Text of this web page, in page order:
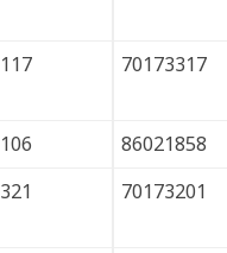
117 70173317
106
86021858
321 70173201